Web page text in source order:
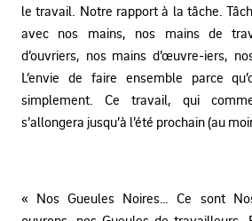
le travail. Notre rapport à la tâche.
avec nos mains, nos mains de
d’ouvriers, nos mains d’œuvre-iers,
L’envie de faire ensemble parce
simplement. Ce travail, qui
s’allongera jusqu’à l’été prochain (au
« Nos Gueules Noires… Ce sont